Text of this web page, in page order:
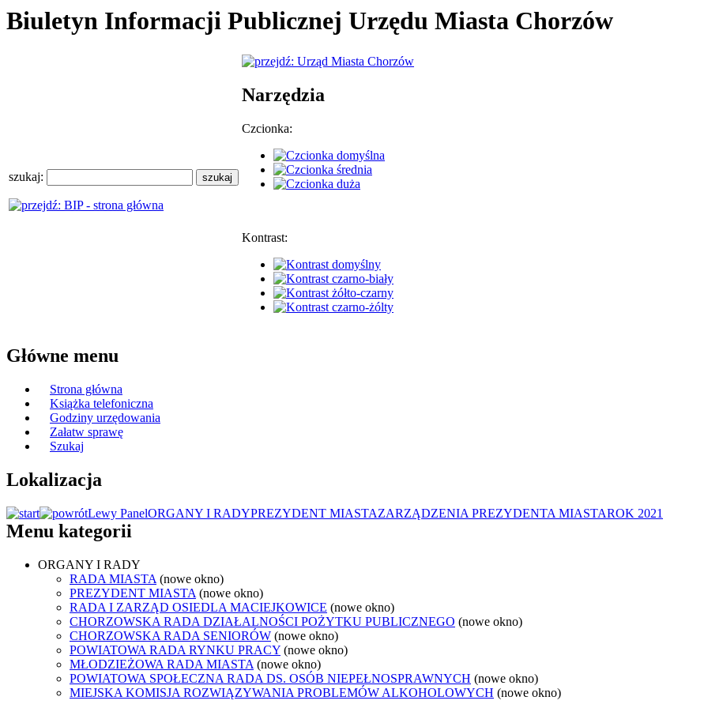
Biuletyn Informacji Publicznej Urzędu Miasta Chorzów
szukaj:
Narzędzia
Czcionka:
Kontrast:
Główne menu
Strona główna
Książka telefoniczna
Godziny urzędowania
Załatw sprawę
Szukaj
Lokalizacja
Lewy PanelORGANY I RADYPREZYDENT MIASTAZARZĄDZENIA PREZYDENTA MIASTAROK 2021
Menu kategorii
ORGANY I RADY
RADA MIASTA (nowe okno)
PREZYDENT MIASTA (nowe okno)
RADA I ZARZĄD OSIEDLA MACIEJKOWICE (nowe okno)
CHORZOWSKA RADA DZIAŁALNOŚCI POŻYTKU PUBLICZNEGO (nowe okno)
CHORZOWSKA RADA SENIORÓW (nowe okno)
POWIATOWA RADA RYNKU PRACY (nowe okno)
MŁODZIEŻOWA RADA MIASTA (nowe okno)
POWIATOWA SPOŁECZNA RADA DS. OSÓB NIEPEŁNOSPRAWNYCH (nowe okno)
MIEJSKA KOMISJA ROZWIĄZYWANIA PROBLEMÓW ALKOHOLOWYCH (nowe okno)